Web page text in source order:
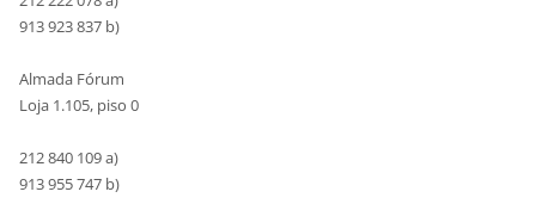
913 923 837 b)
Almada Fórum
Loja 1.105, piso 0
212 840 109 a)
913 955 747 b)